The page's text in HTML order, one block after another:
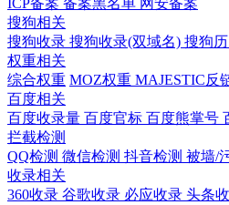
ICP备案 备案黑名单 网安备案
搜狗相关
搜狗收录 搜狗收录(双域名) 搜狗历
权重相关
综合权重 MOZ权重 MAJESTIC反
百度相关
百度收录量 百度官标 百度熊掌号
拦截检测
QQ检测 微信检测 抖音检测 被墙/
收录相关
360收录 谷歌收录 必应收录 头条